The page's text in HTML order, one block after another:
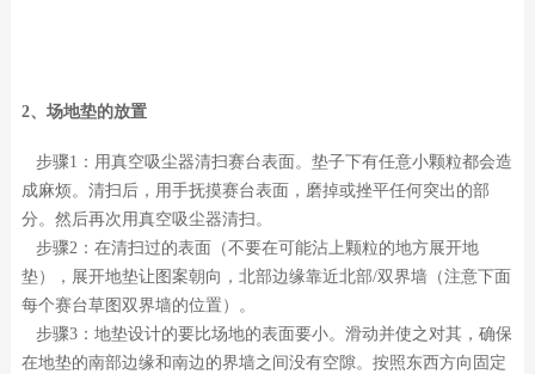
2、场地垫的放置
步骤1：用真空吸尘器清扫赛台表面。垫子下有任意小颗粒都会造
成麻烦。清扫后，用手抚摸赛台表面，磨掉或挫平任何突出的部
分。然后再次用真空吸尘器清扫。
步骤2：在清扫过的表面（不要在可能沾上颗粒的地方展开地
垫），展开地垫让图案朝向，北部边缘靠近北部/双界墙（注意下面
每个赛台草图双界墙的位置）。
步骤3：地垫设计的要比场地的表面要小。滑动并使之对其，确保
在地垫的南部边缘和南边的界墙之间没有空隙。按照东西方向固定